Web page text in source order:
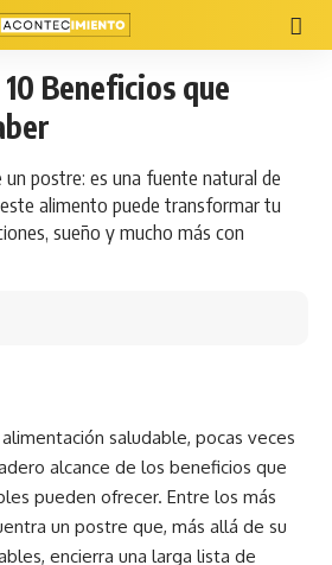
Beneficios que
un postre: es una fuente natural de
alimento puede transformar tu
sueño y mucho más con
saludable, pocas veces
alcance de los beneficios que
pueden ofrecer. Entre los más
un postre que, más allá de su
encierra una larga lista de